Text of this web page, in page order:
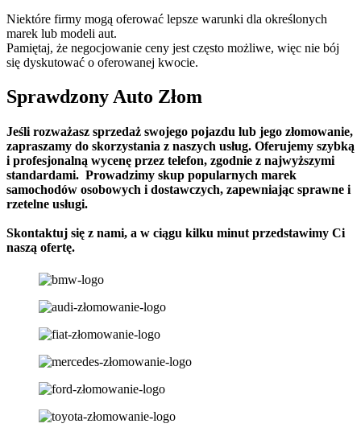
Niektóre firmy mogą oferować lepsze warunki dla określonych
marek lub modeli aut.
Pamiętaj, że negocjowanie ceny jest często możliwe, więc nie bój
się dyskutować o oferowanej kwocie.
Sprawdzony Auto Złom
Jeśli rozważasz sprzedaż swojego pojazdu lub jego złomowanie,
zapraszamy do skorzystania z naszych usług. Oferujemy szybką
i profesjonalną wycenę przez telefon, zgodnie z najwyższymi
standardami. Prowadzimy skup popularnych marek
samochodów osobowych i dostawczych, zapewniając sprawne i
rzetelne usługi.
Skontaktuj się z nami, a w ciągu kilku minut przedstawimy Ci
naszą ofertę.